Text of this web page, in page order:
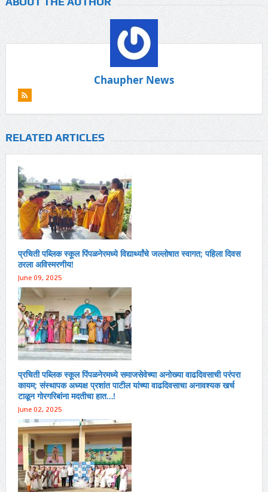
Chaupher News
RELATED ARTICLES
प्रचिती पब्लिक स्कूल पिंपळनेरमध्ये विद्यार्थ्यांचे जल्लोषात स्वागत; पहिला दिवस
ठरला अविस्मरणीय!
June 09, 2025
प्रचिती पब्लिक स्कूल पिंपळनेरमध्ये समाजसेवेच्या अनोख्या वाढदिवसाची परंपरा
कायम; संस्थापक अध्यक्ष प्रशांत पाटील यांच्या वाढदिवसाचा अनावश्यक खर्च
टाळून गोरगरिबांना मदतीचा हात…!
June 02, 2025